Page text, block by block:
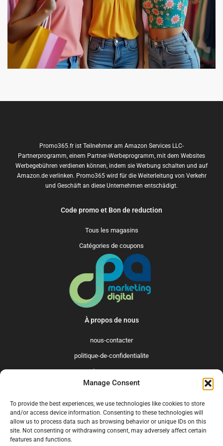
Manage Consent
To provide the best experiences, we use technologies like cookies to store
and/or access device information. Consenting to these technologies will
allow us to process data such as browsing behavior or unique IDs on this
site. Not consenting or withdrawing consent, may adversely affect certain
features and functions.
Promo365.fr ist Teilnehmer am Amazon Services LLC-
Partnerprogramm, einem Partner-Werbeprogramm, mit dem Websites
Werbegebühren verdienen können, indem sie Werbung schalten und auf
Amazon.de verlinken. Promo365 wird für die Weiterleitung von Verkehr
und Geschäft an diese Unternehmen entschädigt.
Code promo et Bon de reduction
Tous les magasins
Catégories de coupons
À propos de nous
nous-contacter
politique-de-confidentialite
qui-sommes-nous
US GB FR IT ES NL AU BR CA